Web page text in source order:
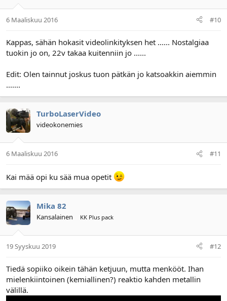
6 Maaliskuu 2016 #10
Kappas, sähän hokasit videolinkityksen het ...... Nostalgiaa
tuokin jo on, 22v takaa kuitenniin jo ......
Edit: Olen tainnut joskus tuon pätkän jo katsoakkin aiemmin
.......
TurboLaserVideo
videokonemies
6 Maaliskuu 2016 #11
Kai mää opi ku sää mua opetit
Mika 82
Kansalainen KK Plus pack
19 Syyskuu 2019 #12
Tiedä sopiiko oikein tähän ketjuun, mutta menkööt. Ihan
mielenkiintoinen (kemiallinen?) reaktio kahden metallin
välillä.